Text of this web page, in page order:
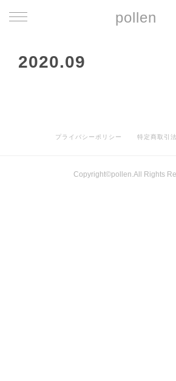
pollen
2020.09
プライバシーポリシー 特定商取引
Copyright©pollen.All Rights